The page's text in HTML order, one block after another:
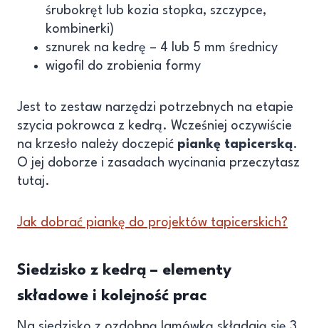
śrubokręt lub kozia stopka, szczypce,
kombinerki)
sznurek na kedrę – 4 lub 5 mm średnicy
wigofil do zrobienia formy
Jest to zestaw narzędzi potrzebnych na etapie
szycia pokrowca z kedrą. Wcześniej oczywiście
na krzesło należy doczepić piankę tapicerską.
O jej doborze i zasadach wycinania przeczytasz
tutaj.
Jak dobrać piankę do projektów tapicerskich?
Siedzisko z kedrą – elementy
składowe i kolejność prac